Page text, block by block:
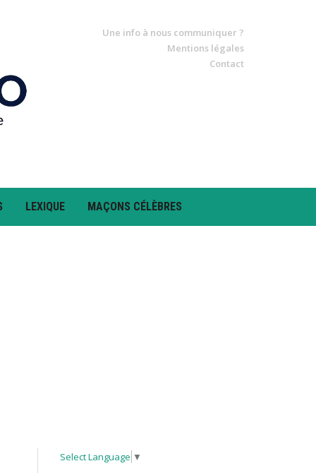
Une info à nous communiquer ?
Mentions légales
Contact
LEXIQUE MAÇONS CÉLÈBRES
Select Language ▼